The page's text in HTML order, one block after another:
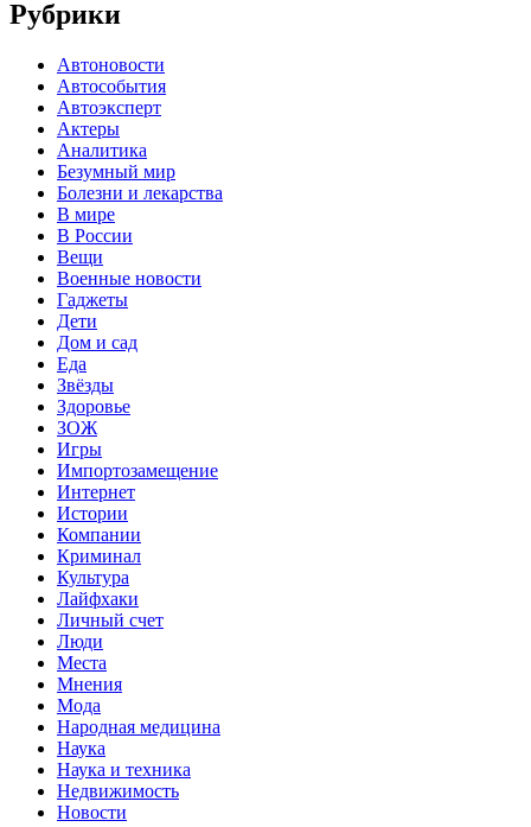
Рубрики
Автоновости
Автособытия
Автоэксперт
Актеры
Аналитика
Безумный мир
Болезни и лекарства
В мире
В России
Вещи
Военные новости
Гаджеты
Дети
Дом и сад
Еда
Звёзды
Здоровье
ЗОЖ
Игры
Импортозамещение
Интернет
Истории
Компании
Криминал
Культура
Лайфхаки
Личный счет
Люди
Места
Мнения
Мода
Народная медицина
Наука
Наука и техника
Недвижимость
Новости